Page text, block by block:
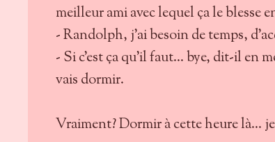
meilleur ami avec lequel ça le blesse
- Randolph, j'ai besoin de temps,
- Si c'est ça qu'il faut... bye, dit-il en
vais dormir.
Vraiment? Dormir à cette heure là...